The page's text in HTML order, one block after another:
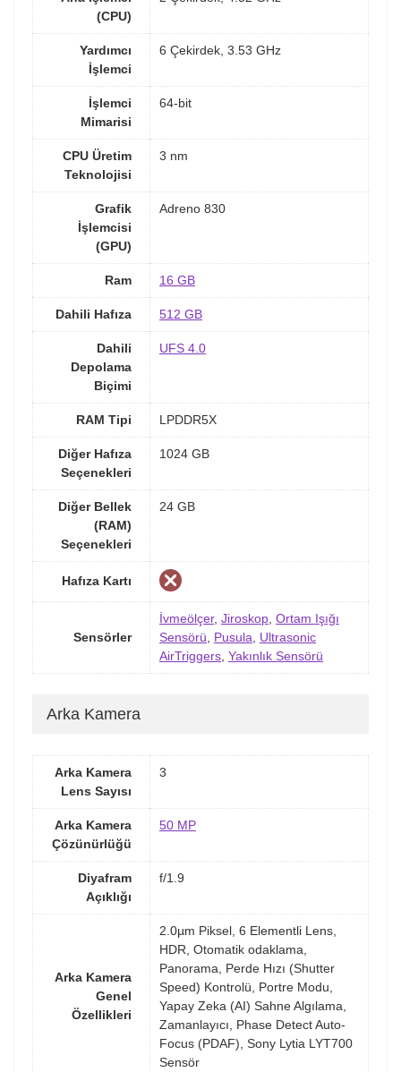
(CPU)
Yardımcı
İşlemci
6 Çekirdek, 3.53 GHz
İşlemci
Mimarisi
64-bit
CPU Üretim
Teknolojisi
3 nm
Grafik
İşlemcisi
(GPU)
Adreno 830
Ram 16 GB
Dahili Hafıza 512 GB
Dahili
Depolama
Biçimi
UFS 4.0
RAM Tipi LPDDR5X
Diğer Hafıza
Seçenekleri
1024 GB
Diğer Bellek
(RAM)
Seçenekleri
24 GB
Hafıza Kartı
Sensörler
İvmeölçer, Jiroskop Ortam Işığı
Sensörü
Pusula
Ultrasonic
AirTriggers Yakınlık Sensörü
Arka Kamera
Arka Kamera
Lens Sayısı
3
Arka Kamera
Çözünürlüğü
50 MP
Diyafram
Açıklığı
f/1.9
Arka Kamera
Genel
Özellikleri
2.0µm Piksel, 6 Elementli Lens,
HDR, Otomatik odaklama,
Panorama, Perde Hızı (Shutter
Speed) Kontrolü, Portre Modu,
Yapay Zeka (AI) Sahne Algılama,
Zamanlayıcı, Phase Detect Auto-
Focus (PDAF), Sony Lytia LYT700
Sensör